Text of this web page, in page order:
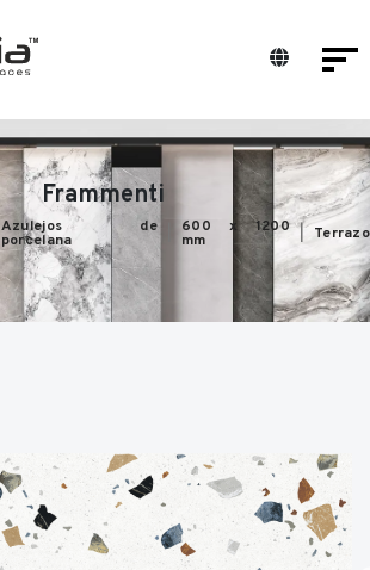
Frammenti
Azulejos de
porcelana
600 x 1200
mm Terrazo